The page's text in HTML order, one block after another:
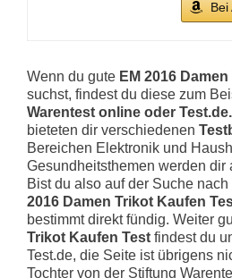
Bei
Wenn du gute EM 2016
suchst, findest du diese zum
Warentest online oder Test.de.
bieteten dir verschiedenen
Bereichen Elektronik und
Gesundheitsthemen werden dir
Bist du also auf der Suche
2016 Damen Trikot Kaufen
bestimmt direkt fündig. Weiter
Trikot Kaufen Test findest du
Test.de, die Seite ist übrigens
Tochter von der Stiftung